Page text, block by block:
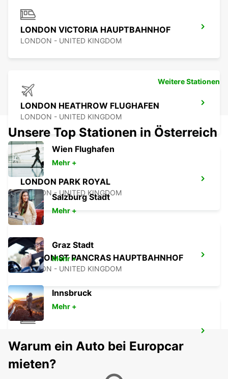
LONDON VICTORIA HAUPTBAHNHOF
LONDON - UNITED KINGDOM
LONDON HEATHROW FLUGHAFEN
LONDON - UNITED KINGDOM
LONDON PARK ROYAL
LONDON - UNITED KINGDOM
LONDON ST PANCRAS HAUPTBAHNHOF
LONDON - UNITED KINGDOM
LONDON - UNITED KINGDOM
Weitere Stationen
Unsere Top Stationen in Österreich
Wien Flughafen
Mehr +
Salzburg Stadt
Mehr +
Graz Stadt
Mehr +
Innsbruck
Mehr +
Warum ein Auto bei Europcar
mieten?